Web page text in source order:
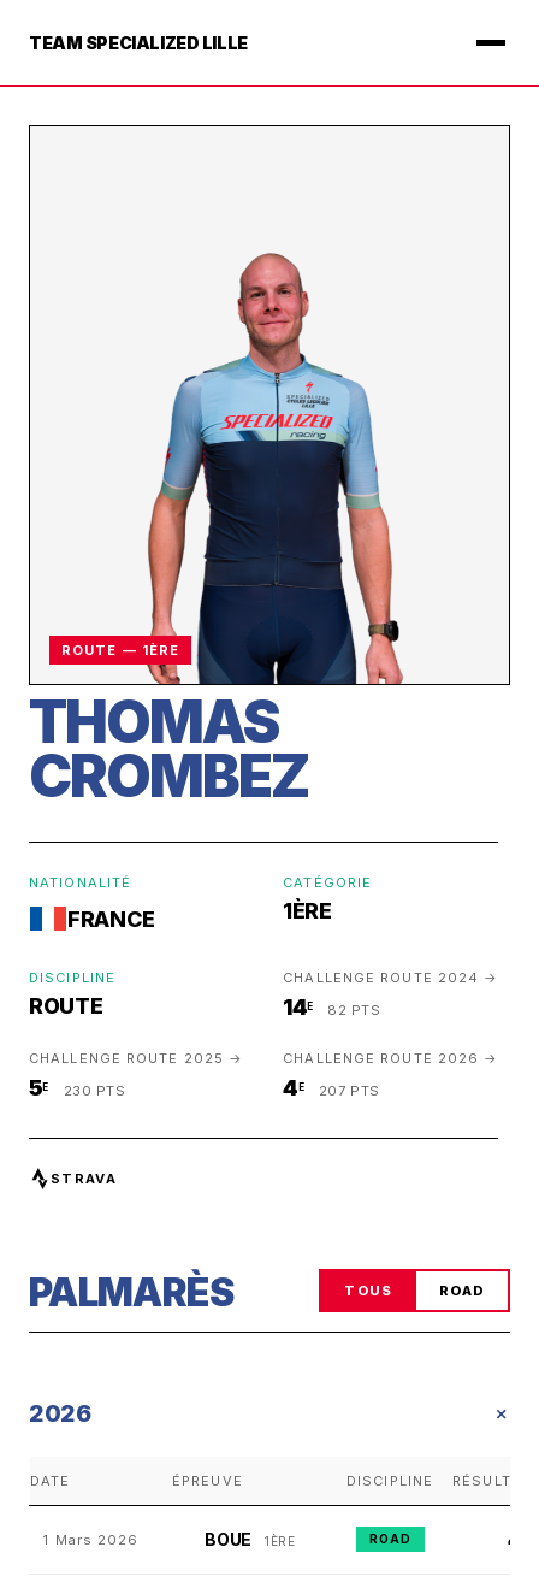
TEAM SPECIALIZED LILLE
ROUTE — 1ÈRE
THOMAS
CROMBEZ
NATIONALITÉ
FRANCE
CATÉGORIE
1ÈRE
DISCIPLINE
ROUTE
CHALLENGE ROUTE 2024 →
14E 82 PTS
CHALLENGE ROUTE 2025 →
5E 230 PTS
CHALLENGE ROUTE 2026 →
4 E 207 PTS
STRAVA
PALMARÈS TOUS ROAD
2026 +
DATE ÉPREUVE DISCIPLINE RÉSULTAT
1 Mars 2026 BOUE 1ÈRE ROAD 4